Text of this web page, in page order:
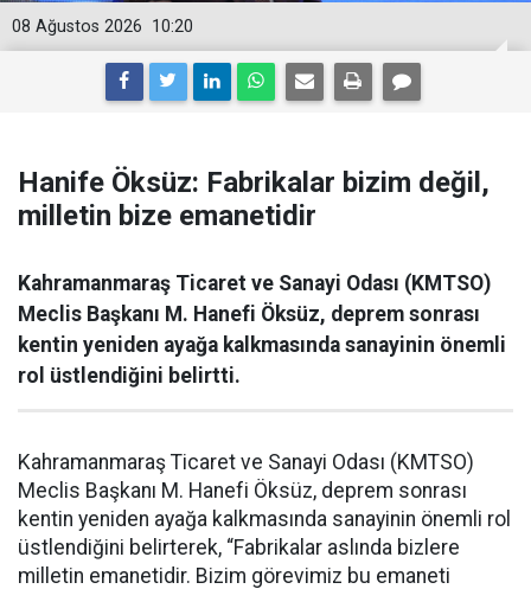
10:20
08 Ağustos 2026
Hanife Öksüz: Fabrikalar bizim değil,
milletin bize emanetidir
Kahramanmaraş Ticaret ve Sanayi Odası (KMTSO)
Meclis Başkanı M. Hanefi Öksüz, deprem sonrası
kentin yeniden ayağa kalkmasında sanayinin önemli
rol üstlendiğini belirtti.
Kahramanmaraş Ticaret ve Sanayi Odası (KMTSO)
Meclis Başkanı M. Hanefi Öksüz, deprem sonrası
kentin yeniden ayağa kalkmasında sanayinin önemli rol
üstlendiğini belirterek, “Fabrikalar aslında bizlere
milletin emanetidir. Bizim görevimiz bu emaneti